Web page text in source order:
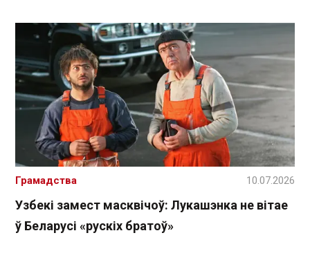
Узбекі замест масквічоў: Лукашэнка не вітае
ў Беларусі «рускіх братоў»
Грамадства 10.07.2026